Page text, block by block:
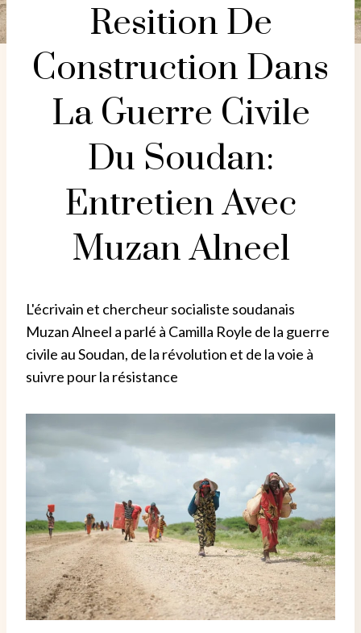
Resition De
Construction Dans
La Guerre Civile
Du Soudan:
Entretien Avec
Muzan Alneel
L'écrivain et chercheur socialiste soudanais
Muzan Alneel a parlé à Camilla Royle de la guerre
civile au Soudan, de la révolution et de la voie à
suivre pour la résistance